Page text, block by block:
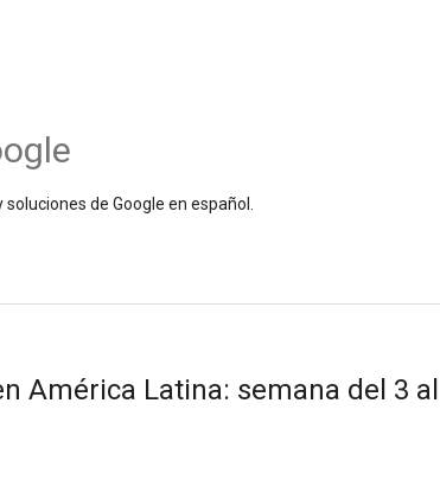
de Google en español.
América Latina: semana del 3 al